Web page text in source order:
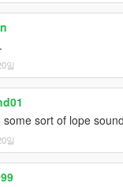
일
sort of lope
일